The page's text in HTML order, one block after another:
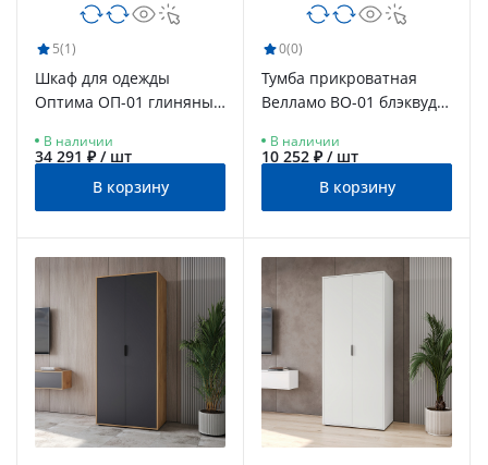
5(1)
Шкаф для одежды
Оптима ОП-01 глиняный
В наличии
34 291 ₽ / шт
В корзину
0(0)
Тумба прикроватная
Велламо ВО-01 блэквуд
В наличии
10 252 ₽ / шт
В корзину